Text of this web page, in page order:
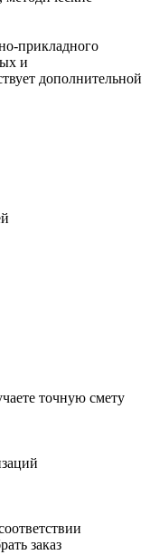
прикладного
и
дополнительной
точную смету
заказ